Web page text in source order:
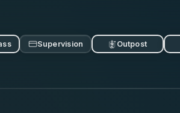
Supervision Outpost